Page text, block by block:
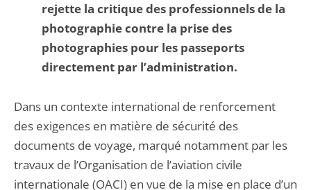
rejette la critique des professionnels de la
photographie contre la prise des
photographies pour les passeports
directement par l’administration.
Dans un contexte international de renforcement
des exigences en matière de sécurité des
documents de voyage, marqué notamment par les
travaux de l’Organisation de l’aviation civile
internationale (OACI) en vue de la mise en place d’un